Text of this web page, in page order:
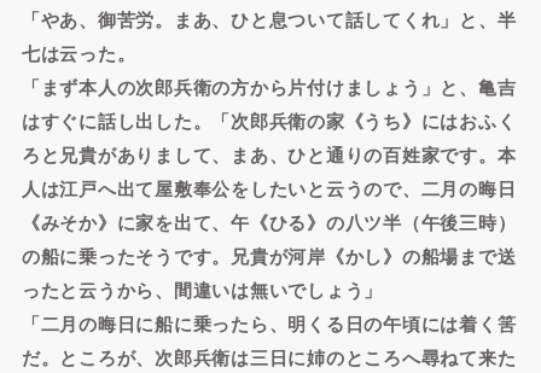
「やあ、御苦労。まあ、ひと息ついて話してくれ」と、半
七は云った。
「まず本人の次郎兵衛の方から片付けましょう」と、亀吉
はすぐに話し出した。「次郎兵衛の家《うち》にはおふく
ろと兄貴がありまして、まあ、ひと通りの百姓家です。本
人は江戸へ出て屋敷奉公をしたいと云うので、二月の晦日
《みそか》に家を出て、午《ひる》の八ツ半（午後三時）
の船に乗ったそうです。兄貴が河岸《かし》の船場まで送
ったと云うから、間違いは無いでしょう」
「二月の晦日に船に乗ったら、明くる日の午頃には着く筈
だ。ところが、次郎兵衛は三日に姉のところへ尋ねて来た